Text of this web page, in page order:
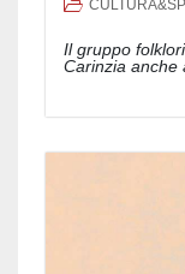
Il gruppo
Carinzia anche